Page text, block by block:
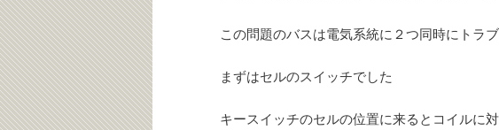
この問題のバスは電気系統に２つ同時にトラ
まずはセルのスイッチでした
キースイッチのセルの位置に来るとコイルに